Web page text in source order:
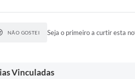
NÃO GOSTEI Seja o primeiro a curtir esta
Vinculadas